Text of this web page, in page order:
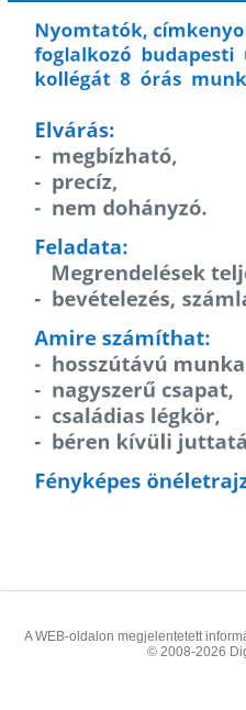
A WEB-oldalon megjelentetett
© 2008-2026